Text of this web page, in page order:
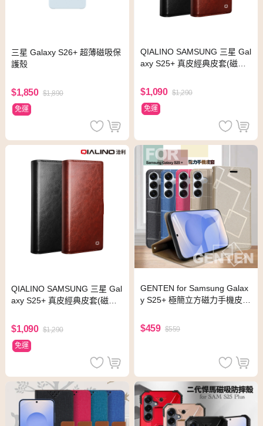
三星 Galaxy S26+ 超薄磁吸保
護殼
$1,850 $1,890
免運
QIALINO SAMSUNG 三星 Gal
axy S25+ 真皮經典皮套(磁扣
$1,090 $1,290
免運
QIALINO SAMSUNG 三星 Gal
axy S25+ 真皮經典皮套(磁扣
$1,090 $1,290
免運
GENTEN for Samsung Galax
y S25+ 極簡立方磁力手機皮
$459 $559